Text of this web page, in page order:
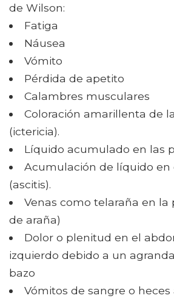
de Wilson:
Fatiga
Náusea
Vómito
Pérdida de apetito
Calambres musculares
Coloración amarillenta de
(ictericia).
Líquido acumulado en las
Acumulación de líquido en
(ascitis).
Venas como telaraña en la
de araña)
Dolor o plenitud en el
izquierdo debido a un
bazo
Vómitos de sangre o